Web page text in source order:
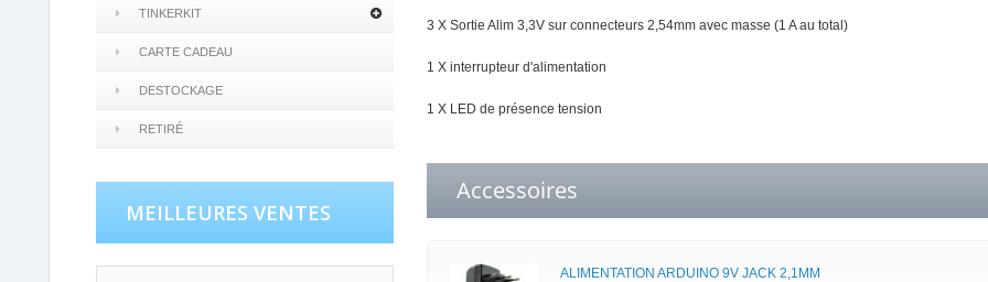
TINKERKIT
CARTE CADEAU
DESTOCKAGE
RETIRÉ
MEILLEURES VENTES
3 X Sortie Alim 3,3V sur connecteurs 2,54mm avec masse (1 A au total)
1 X interrupteur d'alimentation
1 X LED de présence tension
Accessoires
ALIMENTATION ARDUINO 9V JACK 2,1MM